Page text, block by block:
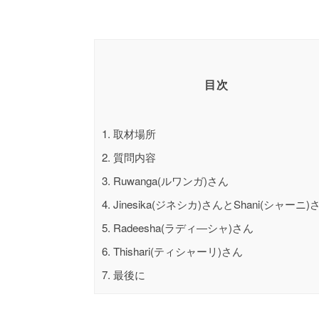
目次
1. 取材場所
2. 質問内容
3. Ruwanga(ルワンガ)さん
4. Jinesika(ジネシカ)さんとShani(シャーニ)
5. Radeesha(ラディ―シャ)さん
6. Thishari(ティシャーリ)さん
7. 最後に